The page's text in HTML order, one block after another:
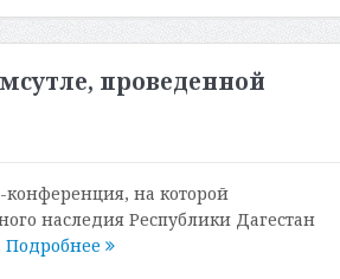
проведенной
конференция, на которой
наследия Республики Дагестан
Подробнее